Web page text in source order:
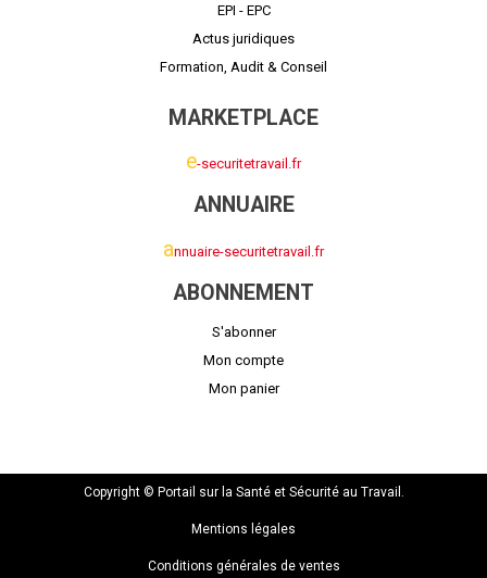
EPI - EPC
Actus juridiques
Formation, Audit & Conseil
MARKETPLACE
e-securitetravail.fr
ANNUAIRE
annuaire-securitetravail.fr
ABONNEMENT
S'abonner
Mon compte
Mon panier
Copyright © Portail sur la Santé et Sécurité au Travail.
Mentions légales
Conditions générales de ventes